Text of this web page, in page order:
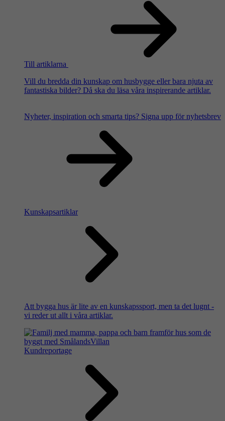
Till artiklarna
Vill du bredda din kunskap om husbygge eller bara njuta av
fantastiska bilder? Då ska du läsa våra inspirerande artiklar.
Nyheter, inspiration och smarta tips? Signa upp för nyhetsbrev
Kunskapsartiklar
Att bygga hus är lite av en kunskapssport, men ta det lugnt -
vi reder ut allt i våra artiklar.
Kundreportage